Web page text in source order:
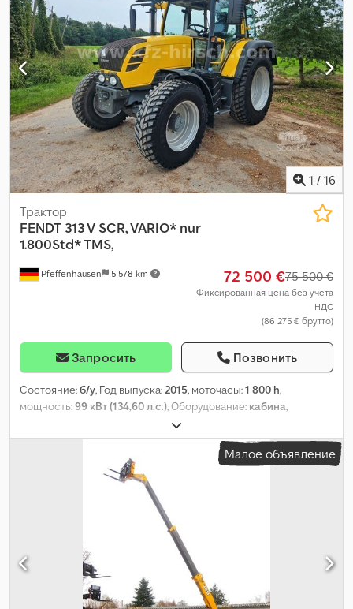
1 / 16
Pfeffenhausen 5 578 km
Трактор
FENDT 313 V SCR, VARIO* nur
1.800Std* TMS,
72 500 €75 500 €
Фиксированная цена без учета
НДС
(86 275 € брутто)
Запросить Позвонить
Состояние:б/у, Год выпуска: 2015, моточасы:1 800 h,
мощность:99 кВт (134,60 л.с.) , Оборудование: кабина,
кондиционер, полный привод,
Малое объявление